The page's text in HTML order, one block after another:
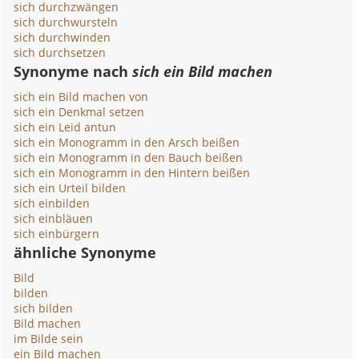
sich durchzwängen
sich durchwursteln
sich durchwinden
sich durchsetzen
Synonyme nachsich ein Bild machen
sich ein Bild machen von
sich ein Denkmal setzen
sich ein Leid antun
sich ein Monogramm in den Arsch beißen
sich ein Monogramm in den Bauch beißen
sich ein Monogramm in den Hintern beißen
sich ein Urteil bilden
sich einbilden
sich einbläuen
sich einbürgern
ähnliche Synonyme
Bild
bilden
sich bilden
Bild machen
im Bilde sein
ein Bild machen